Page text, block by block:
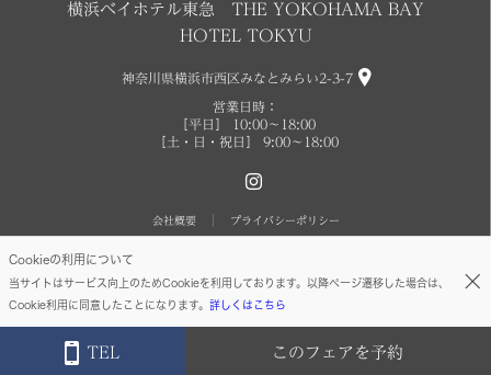
Cookieの利用について
当サイトはサービス向上のためCookieを利用しております。以降ページ遷移した場合は、
Cookie利用に同意したことになります。 詳しくはこちら
TEL このフェアを予約
横浜ベイホテル東急 THE YOKOHAMA BAY
HOTEL TOKYU
神奈川県横浜市西区みなとみらい2-3-7
営業日時：
［平日］ 10:00〜18:00
［土・日・祝日］ 9:00〜18:00
会社概要 プライバシーポリシー